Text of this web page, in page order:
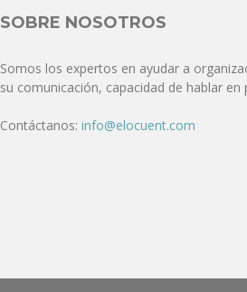
SOBRE NOSOTROS
Somos los expertos en ayudar a
su comunicación, capacidad de hablar
Contáctanos: info@elocuent.com